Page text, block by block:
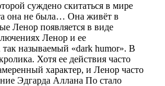
суждено скитаться в мире
она не была… Она живёт в
появляется в виде
Ленор и ее
называемый «dark humor». В
Хотя ее действия часто
характер, и Ленор часто
Эдгарда Аллана По стало